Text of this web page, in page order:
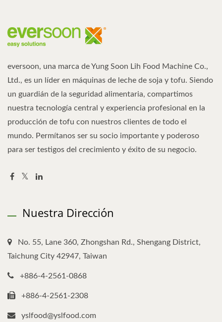
eversoon, una marca de Yung Soon Lih Food Machine Co.,
Ltd., es un líder en máquinas de leche de soja y tofu. Siendo
un guardián de la seguridad alimentaria, compartimos
nuestra tecnología central y experiencia profesional en la
producción de tofu con nuestros clientes de todo el
mundo. Permítanos ser su socio importante y poderoso
para ser testigos del crecimiento y éxito de su negocio.
Nuestra Dirección
No. 55, Lane 360, Zhongshan Rd., Shengang District,
Taichung City 42947, Taiwan
+886-4-2561-0868
+886-4-2561-2308
yslfood@yslfood.com